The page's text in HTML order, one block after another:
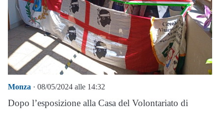
Monza · 08/05/2024 alle 14:32
Dopo l’esposizione alla Casa del Volontariato di